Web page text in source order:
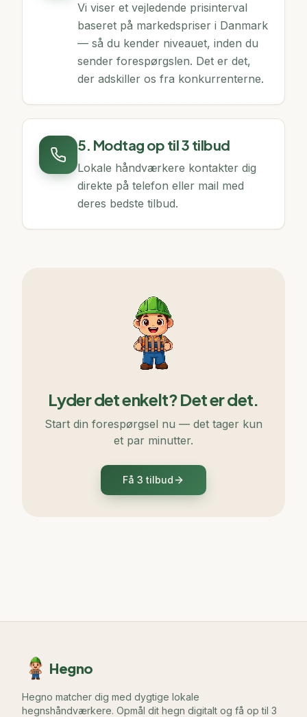
Vi viser et vejledende prisinterval
baseret på markedspriser i Danmark
— så du kender niveauet, inden du
sender forespørgslen. Det er det,
der adskiller os fra konkurrenterne.
5. Modtag op til 3 tilbud
Lokale håndværkere kontakter dig
direkte på telefon eller mail med
deres bedste tilbud.
Lyder det enkelt? Det er det.
Start din forespørgsel nu — det tager kun
et par minutter.
Få 3 tilbud
Hegno
Hegno matcher dig med dygtige lokale
hegnshåndværkere. Opmål dit hegn digitalt og få op til 3